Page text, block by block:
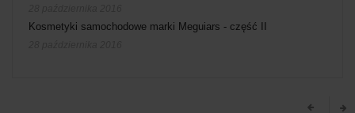
Kosmetyki samochodowe marki Meguiars - część II